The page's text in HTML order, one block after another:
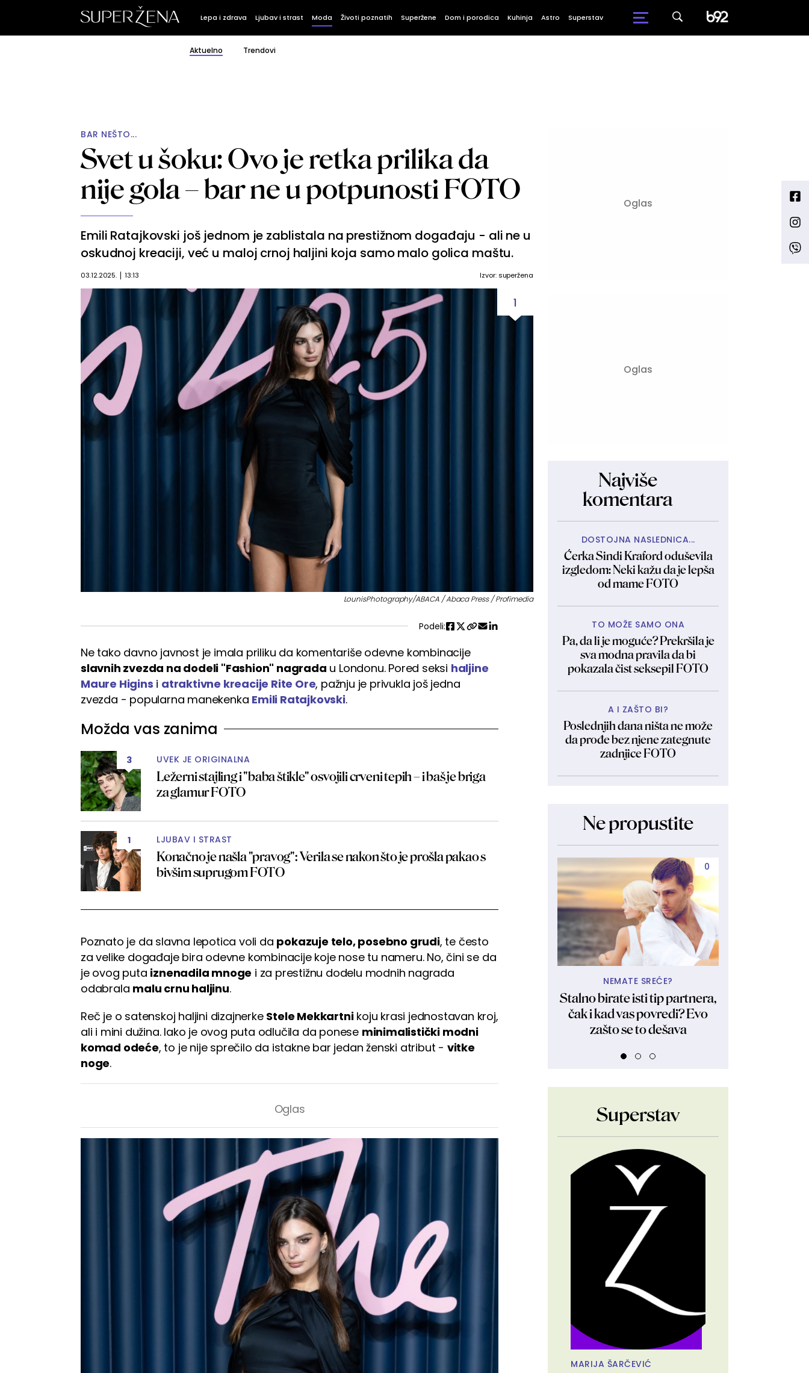
Lepa i zdrava Ljubav i strast Moda Životi poznatih Superžene Dom i porodica Kuhinja Astro Superstav
Aktuelno Trendovi
BAR NEŠTO...
Svet u šoku: Ovo je retka prilika da
nije gola – bar ne u potpunosti FOTO
Emili Ratajkovski još jednom je zablistala na prestižnom događaju - ali ne u
oskudnoj kreaciji, već u maloj crnoj haljini koja samo malo golica maštu.
03.12.2025. 13:13 Izvor: superžena
1
LounisPhotography/ABACA / Abaca Press / Profimedia
Podeli:
Ne tako davno javnost je imala priliku da komentariše odevne kombinacije
slavnih zvezda na dodeli "Fashion" nagrada u Londonu. Pored seksi haljine
Maure Higins i atraktivne kreacije Rite Ore, pažnju je privukla još jedna
zvezda - popularna manekenka Emili Ratajkovski.
Možda vas zanima
3 UVEK JE ORIGINALNA
Ležerni stajling i "baba štikle" osvojili crveni tepih – i baš je briga
za glamur FOTO
1 LJUBAV I STRAST
Konačno je našla "pravog": Verila se nakon što je prošla pakao s
bivšim suprugom FOTO
Poznato je da slavna lepotica voli da pokazuje telo, posebno grudi, te često
za velike događaje bira odevne kombinacije koje nose tu nameru. No, čini se da
je ovog puta iznenadila mnoge i za prestižnu dodelu modnih nagrada
odabrala malu crnu haljinu.
Reč je o satenskoj haljini dizajnerke Stele Mekkartnikoju krasi jednostavan kroj,
ali i mini dužina. Iako je ovog puta odlučila da ponese minimalistički modni
komad odeće, to je nije sprečilo da istakne bar jedan ženski atribut - vitke
noge.
Najviše
komentara
DOSTOJNA NASLEDNICA...
Ćerka Sindi Kraford oduševila
izgledom: Neki kažu da je lepša
od mame FOTO
TO MOŽE SAMO ONA
Pa, da li je moguće? Prekršila je
sva modna pravila da bi
pokazala čist seksepil FOTO
A I ZAŠTO BI?
Poslednjih dana ništa ne može
da prođe bez njene zategnute
zadnjice FOTO
Ne propustite
0
NEMATE SREĆE?
Stalno birate isti tip partnera,
čak i kad vas povredi? Evo
zašto se to dešava
Superstav
MARIJA ŠARČEVIĆ